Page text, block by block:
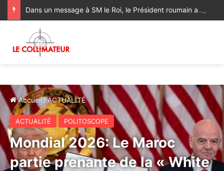
Dans un message à SM le Roi, le Président roumain appuie le Plan d’autonomie sous souveraineté marocaine
Accueil/ACTUALITÉ
ACTUALITÉ POLITOSCOPE
Mondial 2026: Le Maroc
partie prenante de la « White